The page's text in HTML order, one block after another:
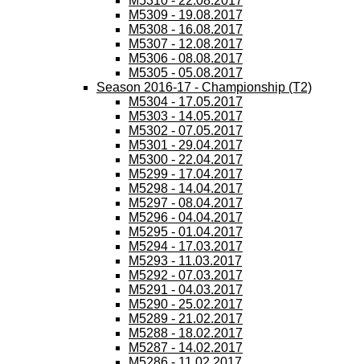
M5309 - 19.08.2017
M5308 - 16.08.2017
M5307 - 12.08.2017
M5306 - 08.08.2017
M5305 - 05.08.2017
Season 2016-17 - Championship (T2)
M5304 - 17.05.2017
M5303 - 14.05.2017
M5302 - 07.05.2017
M5301 - 29.04.2017
M5300 - 22.04.2017
M5299 - 17.04.2017
M5298 - 14.04.2017
M5297 - 08.04.2017
M5296 - 04.04.2017
M5295 - 01.04.2017
M5294 - 17.03.2017
M5293 - 11.03.2017
M5292 - 07.03.2017
M5291 - 04.03.2017
M5290 - 25.02.2017
M5289 - 21.02.2017
M5288 - 18.02.2017
M5287 - 14.02.2017